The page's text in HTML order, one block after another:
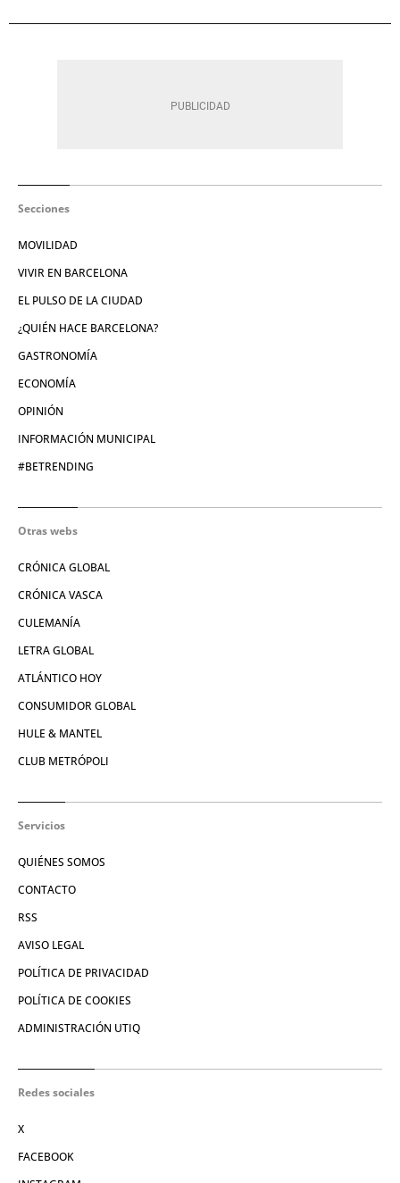
Secciones
MOVILIDAD
VIVIR EN BARCELONA
EL PULSO DE LA CIUDAD
¿QUIÉN HACE BARCELONA?
GASTRONOMÍA
ECONOMÍA
OPINIÓN
INFORMACIÓN MUNICIPAL
#BETRENDING
Otras webs
CRÓNICA GLOBAL
CRÓNICA VASCA
CULEMANÍA
LETRA GLOBAL
ATLÁNTICO HOY
CONSUMIDOR GLOBAL
HULE & MANTEL
CLUB METRÓPOLI
Servicios
QUIÉNES SOMOS
CONTACTO
RSS
AVISO LEGAL
POLÍTICA DE PRIVACIDAD
POLÍTICA DE COOKIES
ADMINISTRACIÓN UTIQ
Redes sociales
X
FACEBOOK